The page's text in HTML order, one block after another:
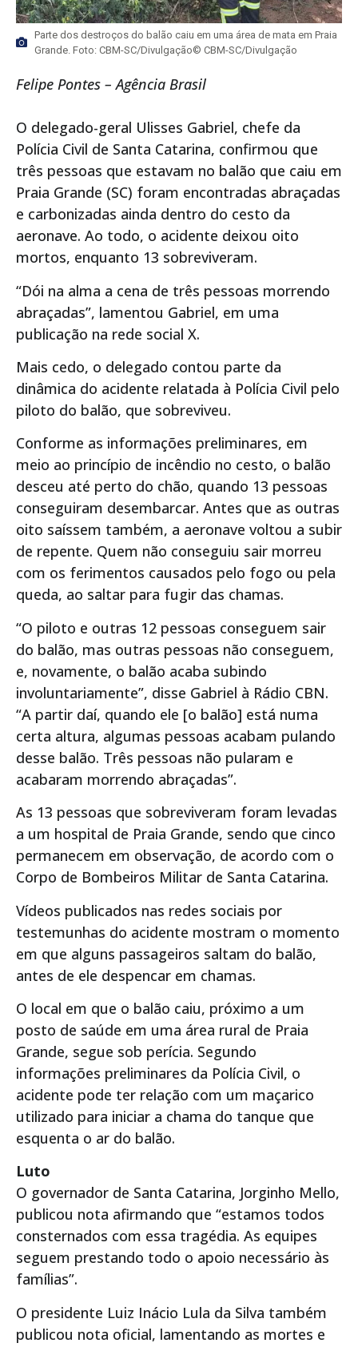
Parte dos destroços do balão caiu em uma área de mata em Praia
Grande. Foto: CBM-SC/Divulgação© CBM-SC/Divulgação
Felipe Pontes – Agência Brasil
O delegado-geral Ulisses Gabriel, chefe da
Polícia Civil de Santa Catarina, confirmou que
três pessoas que estavam no balão que caiu em
Praia Grande (SC) foram encontradas abraçadas
e carbonizadas ainda dentro do cesto da
aeronave. Ao todo, o acidente deixou oito
mortos, enquanto 13 sobreviveram.
“Dói na alma a cena de três pessoas morrendo
abraçadas”, lamentou Gabriel, em uma
publicação na rede social X.
Mais cedo, o delegado contou parte da
dinâmica do acidente relatada à Polícia Civil pelo
piloto do balão, que sobreviveu.
Conforme as informações preliminares, em
meio ao princípio de incêndio no cesto, o balão
desceu até perto do chão, quando 13 pessoas
conseguiram desembarcar. Antes que as outras
oito saíssem também, a aeronave voltou a subir
de repente. Quem não conseguiu sair morreu
com os ferimentos causados pelo fogo ou pela
queda, ao saltar para fugir das chamas.
“O piloto e outras 12 pessoas conseguem sair
do balão, mas outras pessoas não conseguem,
e, novamente, o balão acaba subindo
involuntariamente”, disse Gabriel à Rádio CBN.
“A partir daí, quando ele [o balão] está numa
certa altura, algumas pessoas acabam pulando
desse balão. Três pessoas não pularam e
acabaram morrendo abraçadas”.
As 13 pessoas que sobreviveram foram levadas
a um hospital de Praia Grande, sendo que cinco
permanecem em observação, de acordo com o
Corpo de Bombeiros Militar de Santa Catarina.
Vídeos publicados nas redes sociais por
testemunhas do acidente mostram o momento
em que alguns passageiros saltam do balão,
antes de ele despencar em chamas.
O local em que o balão caiu, próximo a um
posto de saúde em uma área rural de Praia
Grande, segue sob perícia. Segundo
informações preliminares da Polícia Civil, o
acidente pode ter relação com um maçarico
utilizado para iniciar a chama do tanque que
esquenta o ar do balão.
Luto
O governador de Santa Catarina, Jorginho Mello,
publicou nota afirmando que “estamos todos
consternados com essa tragédia. As equipes
seguem prestando todo o apoio necessário às
famílias”.
O presidente Luiz Inácio Lula da Silva também
publicou nota oficial, lamentando as mortes e